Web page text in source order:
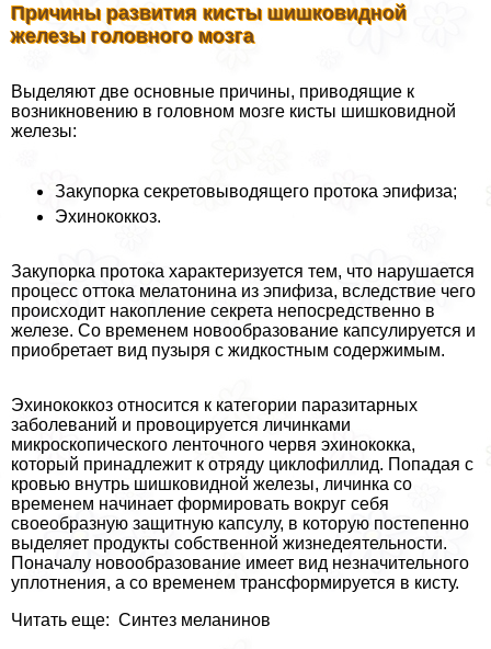
Причины развития кисты шишковидной
железы головного мозга
Выделяют две основные причины, приводящие к
возникновению в головном мозге кисты шишковидной
железы:
Закупорка секретовыводящего протока эпифиза;
Эхинококкоз.
Закупорка протока хаpaктеризуется тем, что нарушается
процесс оттока мелатонина из эпифиза, вследствие чего
происходит накопление секрета непосредственно в
железе. Со временем новообразование капсулируется и
приобретает вид пузыря с жидкостным содержимым.
Эхинококкоз относится к категории паразитарных
заболеваний и провоцируется личинками
микроскопического ленточного червя эхинококка,
который принадлежит к отряду циклофиллид. Попадая с
кровью внутрь шишковидной железы, личинка со
временем начинает формировать вокруг себя
своеобразную защитную капсулу, в которую постепенно
выделяет продукты собственной жизнедеятельности.
Поначалу новообразование имеет вид незначительного
уплотнения, а со временем трaнcформируется в кисту.
Читать еще: Синтез меланинов